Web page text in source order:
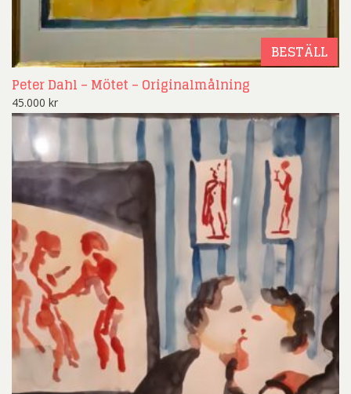
BESTÄLL
Peter Dahl – Mötet – Originalmålning
45.000 kr